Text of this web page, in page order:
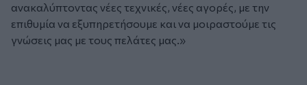
ανακαλύπτοντας νέες τεχνικές, νέες αγορές, με την
επιθυμία να εξυπηρετήσουμε και να μοιραστούμε τις
γνώσεις μας με τους πελάτες μας.»